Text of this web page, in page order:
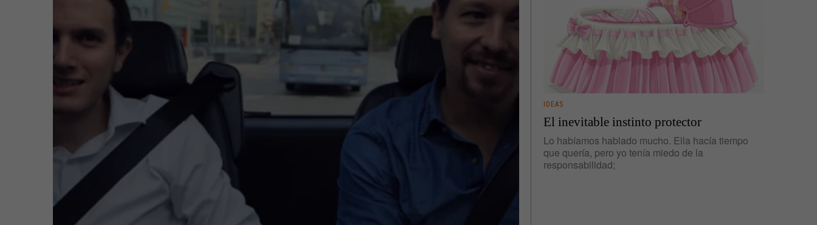
IDEAS
El inevitable instinto protector
Lo habíamos hablado mucho. Ella hacía tiempo
que quería, pero yo tenía miedo de la
responsabilidad;